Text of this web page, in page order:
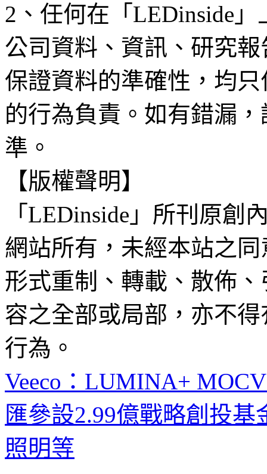
2、任何在「LEDinside
公司資料、資訊、研究
保證資料的準確性，均
的行為負責。如有錯漏
準。
【版權聲明】
「LEDinside」所刊原創
網站所有，未經本站之
形式重制、轉載、散佈
容之全部或局部，亦不
行為。
Veeco：LUMINA+
匯參設2.99億戰略創投
照明等